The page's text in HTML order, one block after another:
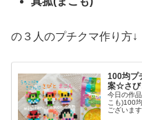
の３人のプチクマ作り方↓
100均プ
案☆さび
今日の作
こも)100
ございま